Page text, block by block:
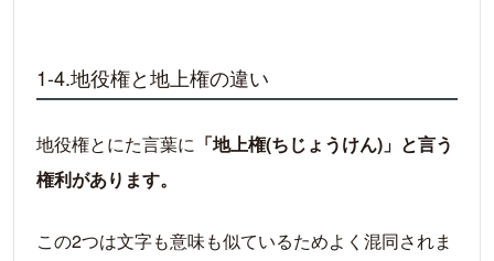
1-4.地役権と地上権の違い
地役権とにた言葉に 「地上権(ちじょうけん)」と言う
権利があります。
この2つは文字も意味も似ているためよく混同されま